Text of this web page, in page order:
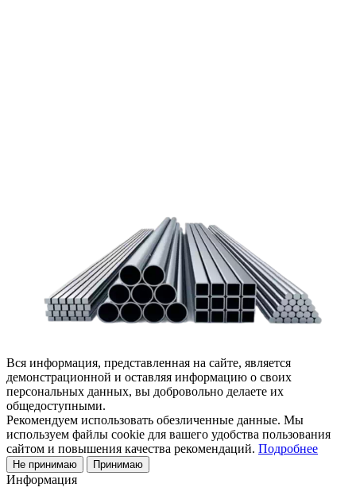
Вся информация, представленная на сайте, является
демонстрационной и оставляя информацию о своих
персональных данных, вы добровольно делаете их
общедоступными.
Рекомендуем использовать обезличенные данные. Мы
используем файлы cookie для вашего удобства пользования
сайтом и повышения качества рекомендаций. Подробнее
Не принимаю Принимаю
Информация